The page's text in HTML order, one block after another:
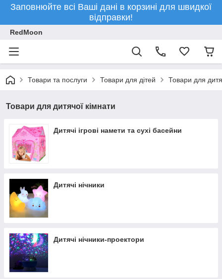
Заповнюйте всі Ваші дані в корзині для швидкої
відправки!
RedMoon
Товари та послуги Товари для дітей Товари для
Товари для дитячої кімнати
Дитячі ігрові намети та сухі басейни
Дитячі нічники
Дитячі нічники-проектори